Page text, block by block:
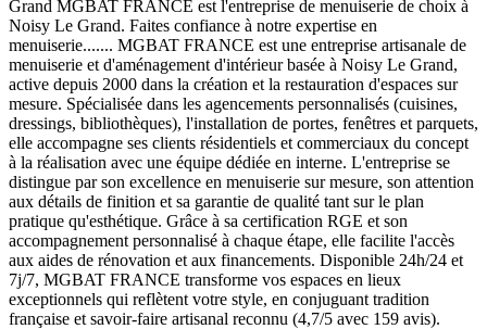
Grand MGBAT FRANCE est l'entreprise de menuiserie de choix à
Noisy Le Grand. Faites confiance à notre expertise en
menuiserie....... MGBAT FRANCE est une entreprise artisanale de
menuiserie et d'aménagement d'intérieur basée à Noisy Le Grand,
active depuis 2000 dans la création et la restauration d'espaces sur
mesure. Spécialisée dans les agencements personnalisés (cuisines,
dressings, bibliothèques), l'installation de portes, fenêtres et parquets,
elle accompagne ses clients résidentiels et commerciaux du concept
à la réalisation avec une équipe dédiée en interne. L'entreprise se
distingue par son excellence en menuiserie sur mesure, son attention
aux détails de finition et sa garantie de qualité tant sur le plan
pratique qu'esthétique. Grâce à sa certification RGE et son
accompagnement personnalisé à chaque étape, elle facilite l'accès
aux aides de rénovation et aux financements. Disponible 24h/24 et
7j/7, MGBAT FRANCE transforme vos espaces en lieux
exceptionnels qui reflètent votre style, en conjuguant tradition
française et savoir-faire artisanal reconnu (4,7/5 avec 159 avis).